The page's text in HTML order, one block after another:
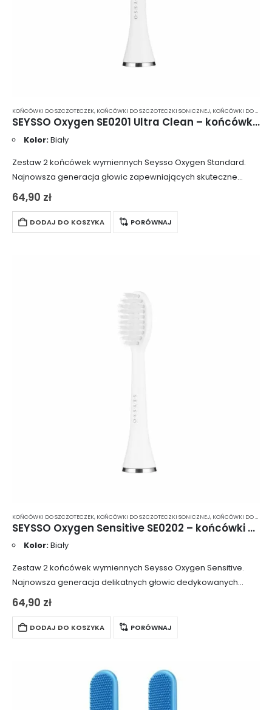
KOŃCÓWKI DO SZCZOTECZEK, KOŃCÓWKI DO SZCZOTECZKI SONICZNEJ, KOŃCÓWKI DO SZCZOTECZKI SONICZNEJ SEYSSO
SEYSSO Oxygen SE0201 Ultra Clean – końcówki do szczoteczki sonicznej 2 szt.
Kolor:Biały
Zestaw 2 końcówek wymiennych Seysso Oxygen Standard.
Najnowsza generacja głowic zapewniających skuteczne
usuwanie osadu, płytki nazębnej oraz różnego typu
przebarwień. Specjalnie wyprofilowane włosie wyposażone
dodatkowo w system sygnalizacji zużycia. Końcówki…
64,90 zł
DODAJ DO KOSZYKA PORÓWNAJ
KOŃCÓWKI DO SZCZOTECZEK, KOŃCÓWKI DO SZCZOTECZKI SONICZNEJ, KOŃCÓWKI DO SZCZOTECZKI SONICZNEJ MIĘKKIE WŁOSIE
SEYSSO Oxygen Sensitive SE0202 – końcówki do szczoteczki sonicznej 2 szt.
Kolor:Biały
Zestaw 2 końcówek wymiennych Seysso Oxygen Sensitive.
Najnowsza generacja delikatnych głowic dedykowanych
osobom z wrażliwymi zębami, dziąsłami lub paradontozą.
system sygnalizacji zużycia. Końcówki pasują…
64,90 zł
DODAJ DO KOSZYKA PORÓWNAJ